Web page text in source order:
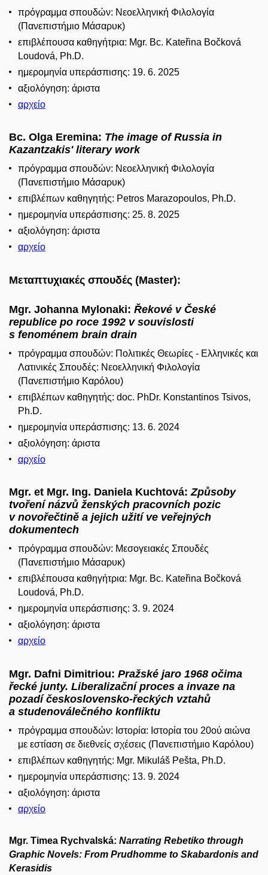
πρόγραμμα σπουδών: Νεοελληνική Φιλολογία
(Πανεπιστήμιο Μάσαρυκ)
επιβλέπουσα καθηγήτρια: Mgr. Bc. Kateřina Bočková
Loudová, Ph.D.
ημερομηνία υπεράσπισης: 19. 6. 2025
αξιολόγηση: άριστα
αρχείο
Bc. Olga Eremina: The image of Russia in
Kazantzakis' literary work
πρόγραμμα σπουδών: Νεοελληνική Φιλολογία
(Πανεπιστήμιο Μάσαρυκ)
επιβλέπων καθηγητής: Petros Marazopoulos, Ph.D.
ημερομηνία υπεράσπισης: 25. 8. 2025
αξιολόγηση: άριστα
αρχείο
Μεταπτυχιακές σπουδές (Master):
Mgr. Johanna Mylonaki: Řekové v České
republice po roce 1992 v souvislosti
s fenoménem brain drain
πρόγραμμα σπουδών: Πολιτικές Θεωρίες - Ελληνικές και
Λατινικές Σπουδές: Νεοελληνική Φιλολογία
(Πανεπιστήμιο Καρόλου)
επιβλέπων καθηγητής: doc. PhDr. Konstantinos Tsivos,
Ph.D.
ημερομηνία υπεράσπισης: 13. 6. 2024
αξιολόγηση: άριστα
αρχείο
Mgr. et Mgr. Ing. Daniela Kuchtová:Způsoby
tvoření názvů ženských pracovních pozic
v novořečtině a jejich užití ve veřejných
dokumentech
πρόγραμμα σπουδών: Μεσογειακές Σπουδές
(Πανεπιστήμιο Μάσαρυκ)
επιβλέπουσα καθηγήτρια: Mgr. Bc. Kateřina Bočková
Loudová, Ph.D.
ημερομηνία υπεράσπισης: 3. 9. 2024
αξιολόγηση: άριστα
αρχείο
Mgr. Dafni Dimitriou: Pražské jaro 1968 očima
řecké junty. Liberalizační proces a invaze na
pozadí československo-řeckých vztahů
a studenoválečného konfliktu
πρόγραμμα σπουδών: Ιστορία: Ιστορία του 20ού αιώνα
με εστίαση σε διεθνείς σχέσεις (Πανεπιστήμιο Καρόλου)
επιβλέπων καθηγητής: Mgr. Mikuláš Pešta, Ph.D.
ημερομηνία υπεράσπισης: 13. 9. 2024
αξιολόγηση: άριστα
αρχείο
Mgr. Timea Rychvalská: Narrating Rebetiko through
Graphic Novels: From Prudhomme to Skabardonis and
Kerasidis